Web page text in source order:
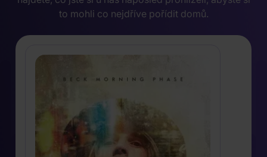
to mohli co nejdříve pořídit domů.